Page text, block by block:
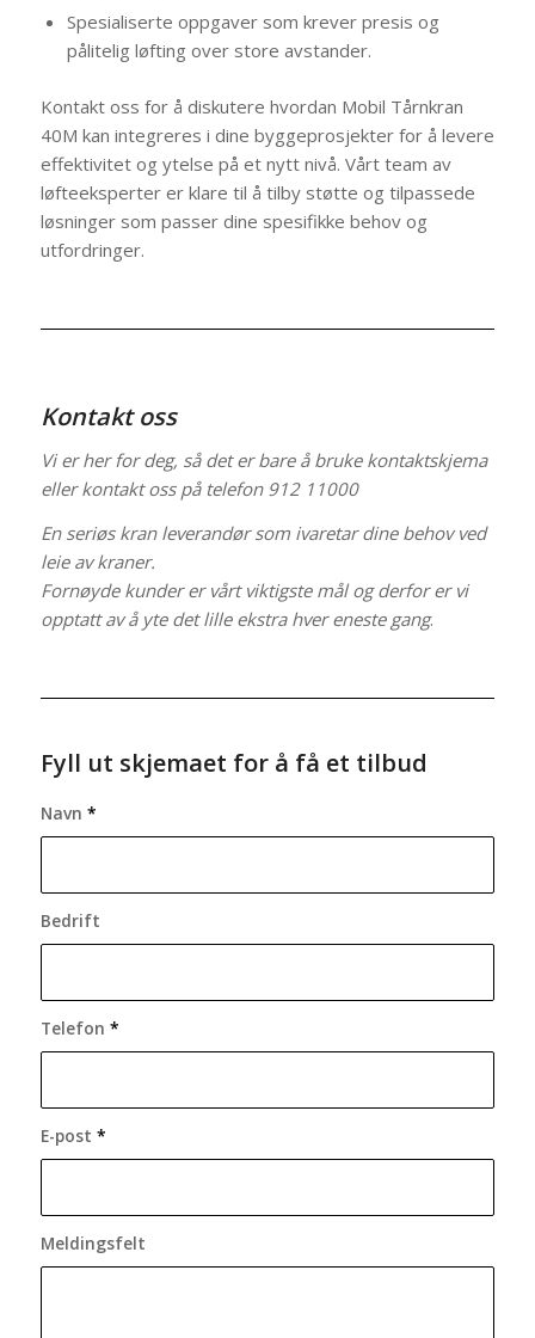
Spesialiserte oppgaver som krever presis og
pålitelig løfting over store avstander.
Kontakt oss for å diskutere hvordan Mobil Tårnkran
40M kan integreres i dine byggeprosjekter for å levere
effektivitet og ytelse på et nytt nivå. Vårt team av
løfteeksperter er klare til å tilby støtte og tilpassede
løsninger som passer dine spesifikke behov og
utfordringer.
Kontakt oss
Vi er her for deg, så det er bare å bruke kontaktskjema
eller kontakt oss på telefon 912 11000
En seriøs kran leverandør som ivaretar dine behov ved
leie av kraner.
Fornøyde kunder er vårt viktigste mål og derfor er vi
opptatt av å yte det lille ekstra hver eneste gang.
Fyll ut skjemaet for å få et tilbud
Navn *
Bedrift
Telefon *
E-post *
Meldingsfelt